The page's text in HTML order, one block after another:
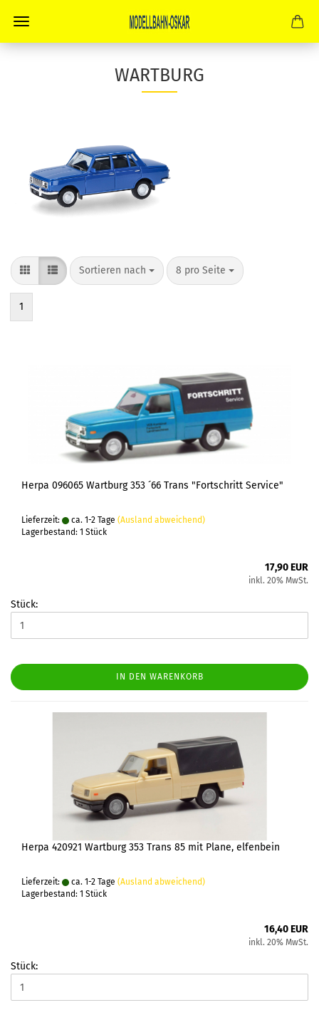
WARTBURG
Sortieren nach
Sortieren nach 8 pro Seite
pro Seite
1
Herpa 096065 Wartburg 353 ´66 Trans "Fortschritt Service"
Lieferzeit: ca. 1-2 Tage (Ausland abweichend)
Lagerbestand: 1 Stück
17,90 EUR
inkl. 20% MwSt.
Stück:
IN DEN WARENKORB
Herpa 420921 Wartburg 353 Trans 85 mit Plane, elfenbein
Lieferzeit: ca. 1-2 Tage (Ausland abweichend)
Lagerbestand: 1 Stück
16,40 EUR
inkl. 20% MwSt.
Stück: